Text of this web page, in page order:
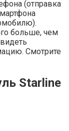
(отправка
больше, чем
Смотрите
Starline